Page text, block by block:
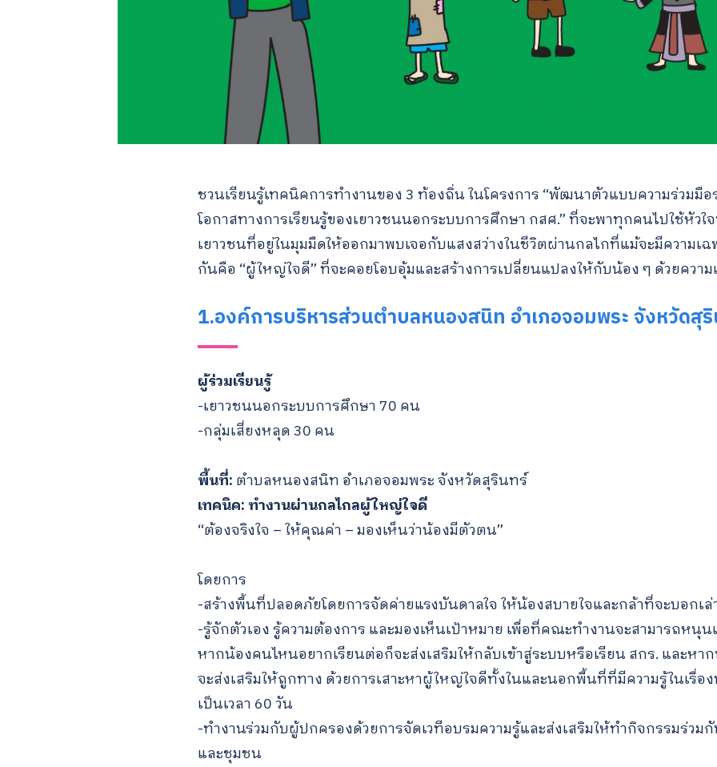
ชวนเรียนรู้เทคนิคการทำงานของ 3 ท้องถิ่น ในโครงการ “พัฒนาตัวแบบความร่วมมื
โอกาสทางการเรียนรู้ของเยาวชนนอกระบบการศึกษา กสศ.” ที่จะพาทุกคนไปใช้หัวใ
เยาวชนที่อยู่ในมุมมืดให้ออกมาพบเจอกับแสงสว่างในชีวิตผ่านกลไกที่แม้จะมีความเ
กันคือ “ผู้ใหญ่ใจดี” ที่จะคอยโอบอุ้มและสร้างการเปลี่ยนแปลงให้กับน้อง ๆ ด้วยความ
1.องค์การบริหารส่วนตำบลหนองสนิท อำเภอจอมพระ จังหวัดสุ
ผู้ร่วมเรียนรู้
-เยาวชนนอกระบบการศึกษา 70 คน
-กลุ่มเสี่ยงหลุด 30 คน
พื้นที่: ตำบลหนองสนิท อำเภอจอมพระ จังหวัดสุรินทร์
เทคนิค: ทำงานผ่านกลไกลผู้ใหญ่ใจดี
“ต้องจริงใจ – ให้คุณค่า – มองเห็นว่าน้องมีตัวตน”
โดยการ
-สร้างพื้นที่ปลอดภัยโดยการจัดค่ายแรงบันดาลใจ ให้น้องสบายใจและกล้าที่จะบอกเ
-รู้จักตัวเอง รู้ความต้องการ และมองเห็นเป้าหมาย เพื่อที่คณะทำงานจะสามารถหนุน
หากน้องคนไหนอยากเรียนต่อก็จะส่งเสริมให้กลับเข้าสู่ระบบหรือเรียน สกร. และห
จะส่งเสริมให้ถูกทาง ด้วยการเสาะหาผู้ใหญ่ใจดีทั้งในและนอกพื้นที่ที่มีความรู้ในเรื่อ
เป็นเวลา 60 วัน
-ทำงานร่วมกับผู้ปกครองด้วยการจัดเวทีอบรมความรู้และส่งเสริมให้ทำกิจกรรมร่ว
และชุมชน